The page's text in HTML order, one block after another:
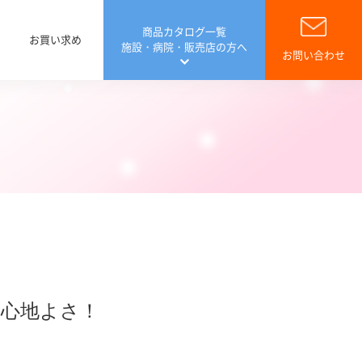
お買い求め
商品カタログ一覧
施設・病院・販売店の方へ
お問い合わせ
地よさ！